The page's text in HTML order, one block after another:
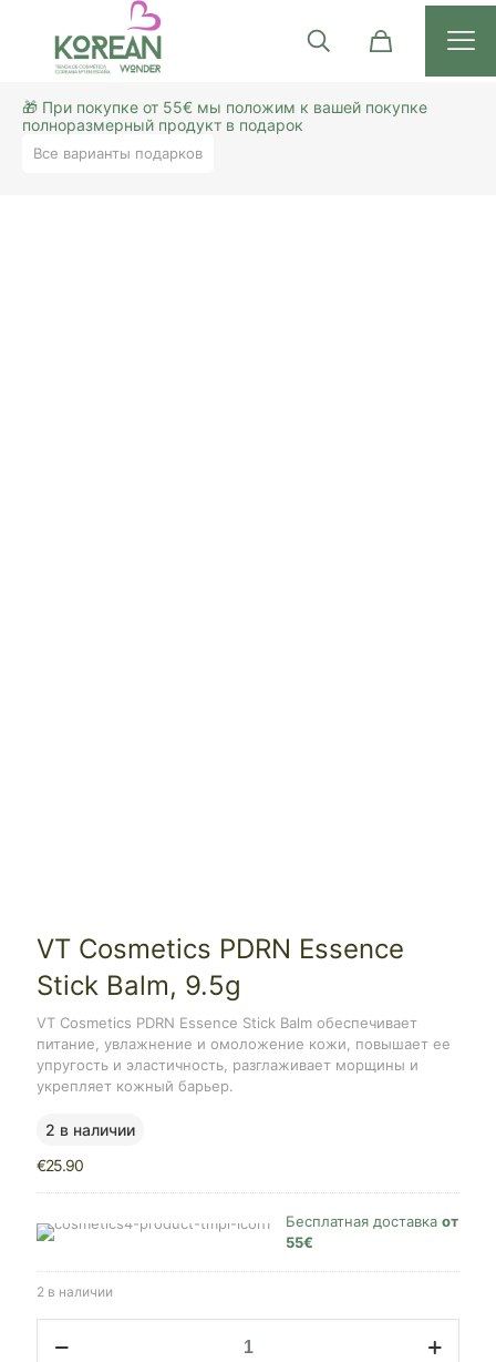
🎁 При покупке от 55€ мы положим к вашей покупке
полноразмерный продукт в подарок
Все варианты подарков
VT Cosmetics PDRN Essence
Stick Balm, 9.5g
VT Cosmetics PDRN Essence Stick Balm обеспечивает
питание, увлажнение и омоложение кожи, повышает ее
упругость и эластичность, разглаживает морщины и
укрепляет кожный барьер.
2 в наличии
€25.90
Бесплатная доставка от
55€
2 в наличии
товара